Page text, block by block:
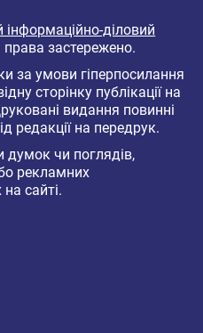
діловий
права застережено.
за умови гіперпосилання
сторінку публікації на
видання повинні
редакції на передрук.
думок чи поглядів,
рекламних
сайті.